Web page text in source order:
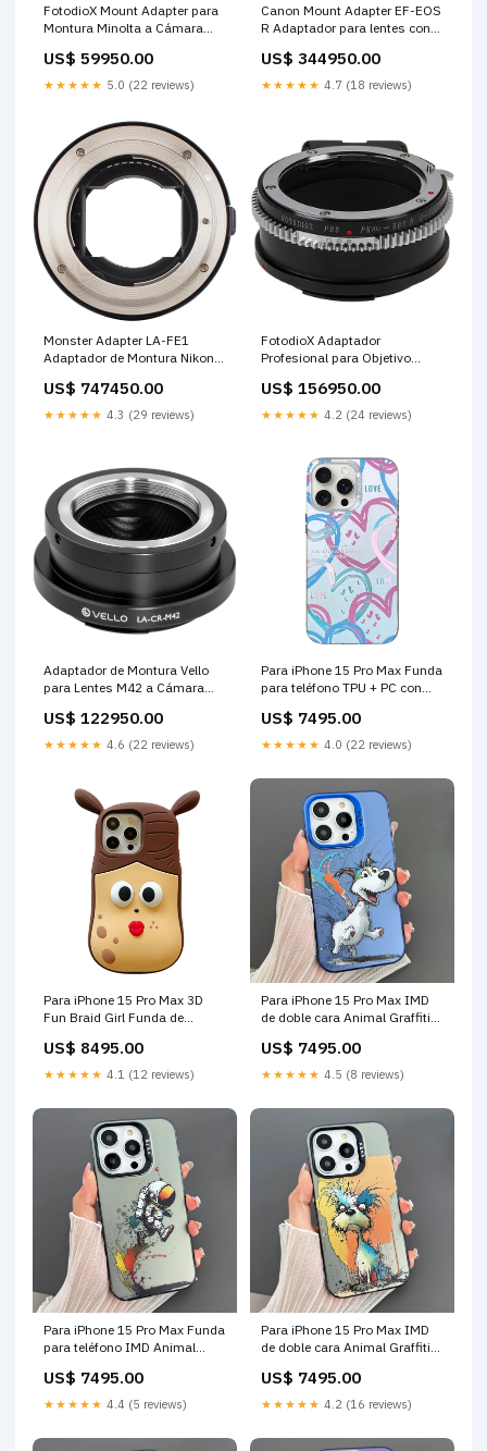
FotodioX Mount Adapter para
Montura Minolta a Cámara
Keyboards & Controllers
US$ 59950.00
★★★★★ 5.0 (22 reviews)
Canon Mount Adapter EF-EOS
R Adaptador para lentes con
al agua Rangefinder Lenses
US$ 344950.00
★★★★★ 4.7 (18 reviews)
Monster Adapter LA-FE1
Adaptador de Montura Nikon F
Control AE Special Effects
Accessories
US$ 747450.00
★★★★★ 4.3 (29 reviews)
FotodioX Adaptador
Profesional para Objetivo
Montura de Latón y Anillo Iris
Manual Digital Microscopes
US$ 156950.00
★★★★★ 4.2 (24 reviews)
Adaptador de Montura Vello
para Lentes M42 a Cámara
Antirreflejo Smart Hubs
US$ 122950.00
★★★★★ 4.6 (22 reviews)
Para iPhone 15 Pro Max Funda
para teléfono TPU + PC con
monitor in-ear
US$ 7495.00
★★★★★ 4.0 (22 reviews)
Para iPhone 15 Pro Max 3D
Fun Braid Girl Funda de
Eyes) carcasa disco duro
US$ 8495.00
★★★★★ 4.1 (12 reviews)
Para iPhone 15 Pro Max IMD
de doble cara Animal Graffiti
(Perro corriendo) Negro
US$ 7495.00
★★★★★ 4.5 (8 reviews)
Para iPhone 15 Pro Max Funda
para teléfono IMD Animal
(Astronautas paseantes)
gaming
US$ 7495.00
★★★★★ 4.4 (5 reviews)
Para iPhone 15 Pro Max IMD
de doble cara Animal Graffiti
(Perro furioso) monitoreo de
escenario
US$ 7495.00
★★★★★ 4.2 (16 reviews)